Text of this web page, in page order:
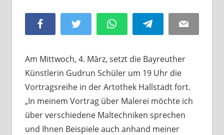
Facebook Twitter WhatsAppTelegram Email
Am Mittwoch, 4. März, setzt die Bayreuther
Künstlerin Gudrun Schüler um 19 Uhr die
Vortragsreihe in der Artothek Hallstadt fort.
„In meinem Vortrag über Malerei möchte ich
über verschiedene Maltechniken sprechen
und Ihnen Beispiele auch anhand meiner